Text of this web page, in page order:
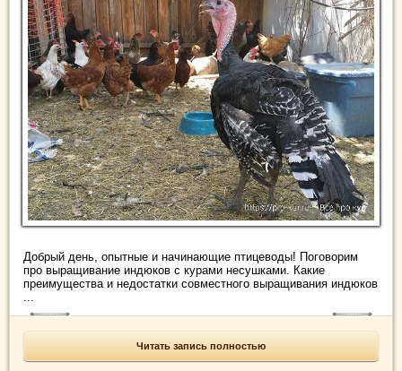
Добрый день, опытные и начинающие птицеводы! Поговорим
про выращивание индюков с курами несушками. Какие
преимущества и недостатки совместного выращивания индюков
...
Читать запись полностью